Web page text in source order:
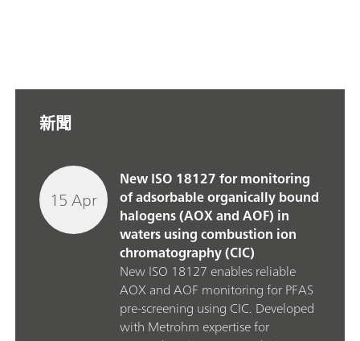
新聞
15 Apr
New ISO 18127 for monitoring
of adsorbable organically bound
halogens (AOX and AOF) in
waters using combustion ion
chromatography (CIC)
New ISO 18127 enables reliable
AOX and AOF monitoring for PFAS
pre‑screening using CIC. Developed
with Metrohm expertise for